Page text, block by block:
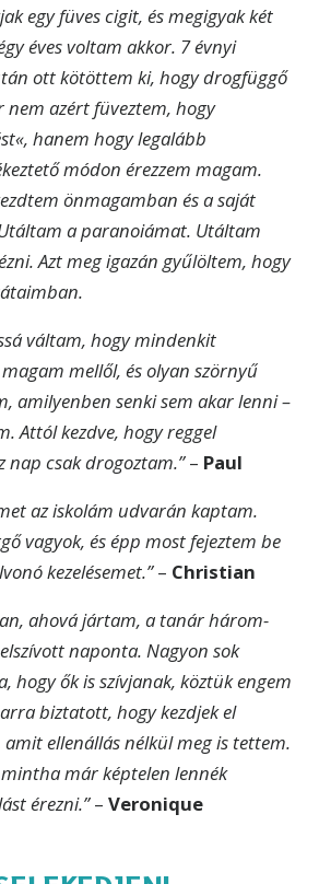
egy füves cigit, és megigyak két
éves voltam akkor. 7 évnyi
ott kötöttem ki, hogy drogfüggő
nem azért füveztem, hogy
hanem hogy legalább
módon érezzem magam.
önmagamban és a saját
a paranoiámat. Utáltam
Azt meg igazán gyűlöltem, hogy
váltam, hogy mindenkit
mellől, és olyan szörnyű
amilyenben senki sem akar lenni –
Attól kezdve, hogy reggel
nap csak drogoztam.”– Paul
az iskolám udvarán kaptam.
vagyok, és épp most fejeztem be
kezelésemet.”– Christian
ahová jártam, a tanár három-
naponta. Nagyon sok
hogy ők is szívjanak, köztük engem
biztatott, hogy kezdjek el
ellenállás nélkül meg is tettem.
már képtelen lennék
érezni.”– Veronique